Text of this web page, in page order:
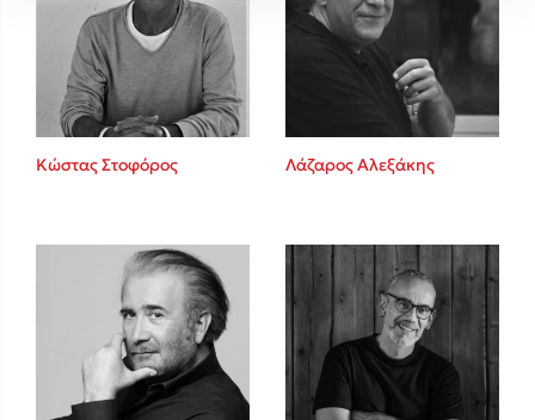
Κώστας Στοφόρος Λάζαρος Αλεξάκης